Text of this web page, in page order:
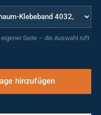
Seite – die Auswahl ruft